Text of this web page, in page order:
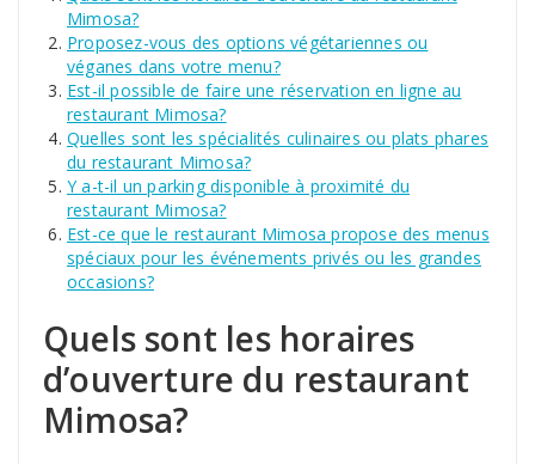
Mimosa?
Proposez-vous des options végétariennes ou
véganes dans votre menu?
Est-il possible de faire une réservation en ligne au
restaurant Mimosa?
Quelles sont les spécialités culinaires ou plats phares
du restaurant Mimosa?
Y a-t-il un parking disponible à proximité du
restaurant Mimosa?
Est-ce que le restaurant Mimosa propose des menus
spéciaux pour les événements privés ou les grandes
occasions?
Quels sont les horaires
d’ouverture du restaurant
Mimosa?